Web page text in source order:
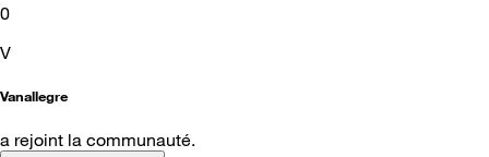
0
V
Vanallegre
a rejoint la communauté.